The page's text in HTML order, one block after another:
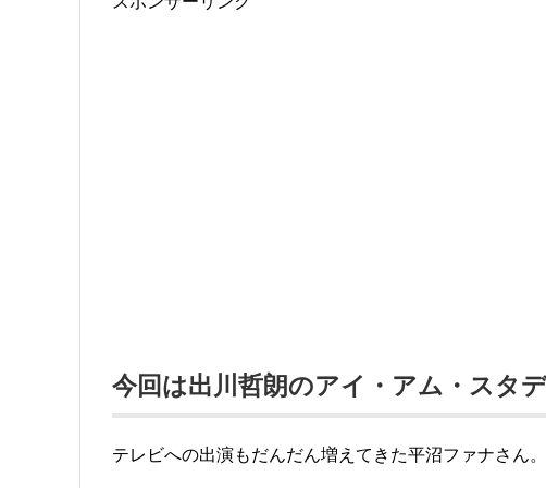
今回は出川哲朗のアイ・アム・スタ
テレビへの出演もだんだん増えてきた平沼ファナさん。